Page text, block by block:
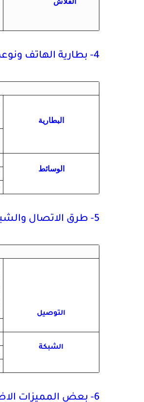
4- بطارية الهاتف ونوعها والوسائط التي تأتي مع الهاتف
البطارية
الوسائط
5- طرق الاتصال والشبكة الموجودة في الهاتف
التوصيل
الشبكة
6- بعض المميزات الاضافة التي تأتي مع الهاتف